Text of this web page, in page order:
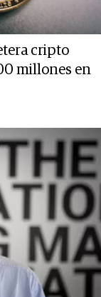
cripto
millones en